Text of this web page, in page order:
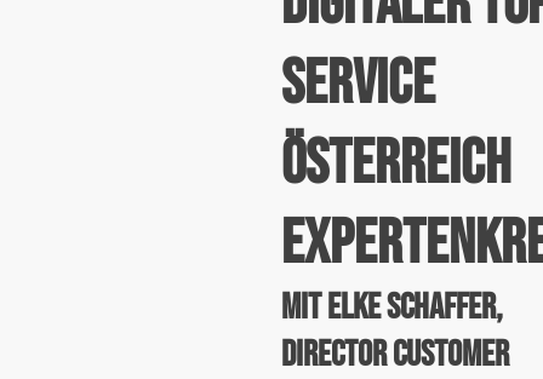
Service
Österreich
mit Elke Schaffer,
Director Customer